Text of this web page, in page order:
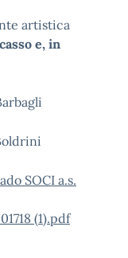
artistica
e, in
Boldrini
SOCI a.s.
(1).pdf